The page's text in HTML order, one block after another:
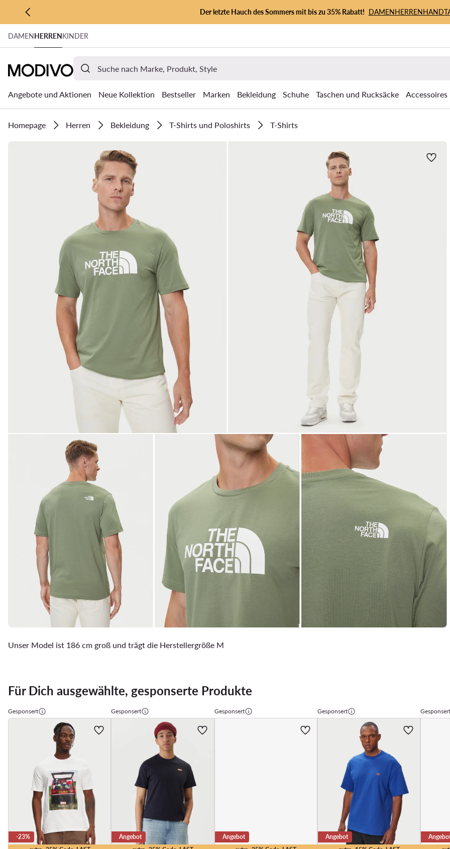
ZUM HAUPTINHALT SPRINGEN
ZUR SUCHE
Der letzte Hauch des Sommers mit bis zu 35% Rabatt! DAMENHERREN
DAMENHERRENKINDER
Angebote und Aktionen Neue Kollektion Bestseller Marken Bekleidung Schuhe Taschen und Rucksäcke Accessoires
Homepage Herren Bekleidung T-Shirts und Poloshirts T-Shirts
Unser Model ist 186 cm groß und trägt die Herstellergröße M
Für Dich ausgewählte, gesponserte Produkte
Gesponsert
-23%
Gesponsert
Angebot
Gesponsert
Angebot
Gesponsert
Angebot
Gesponsert